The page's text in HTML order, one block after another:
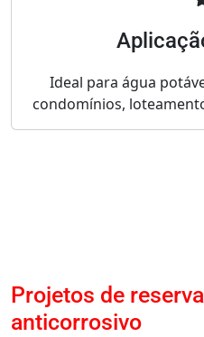
Ideal para água
condomínios,
Projetos de
anticorrosivo